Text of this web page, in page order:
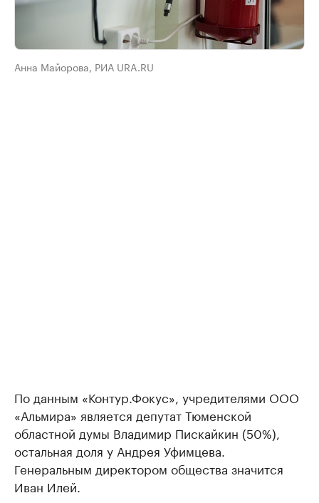
Анна Майорова, РИА URA.RU
По данным «Контур.Фокус», учредителями ООО
«Альмира» является депутат Тюменской
областной думы Владимир Пискайкин (50%),
остальная доля у Андрея Уфимцева.
Генеральным директором общества значится
Иван Илей.